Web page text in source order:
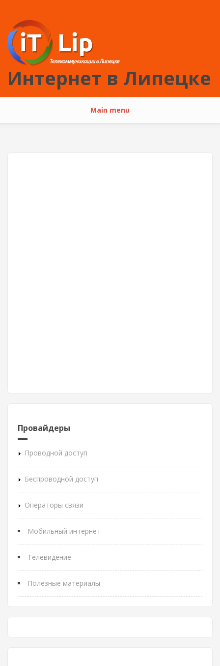
Интернет в Липецке
Main menu
Провайдеры
Проводной доступ
Беспроводной доступ
Операторы связи
Мобильный интернет
Телевидение
Полезные материалы